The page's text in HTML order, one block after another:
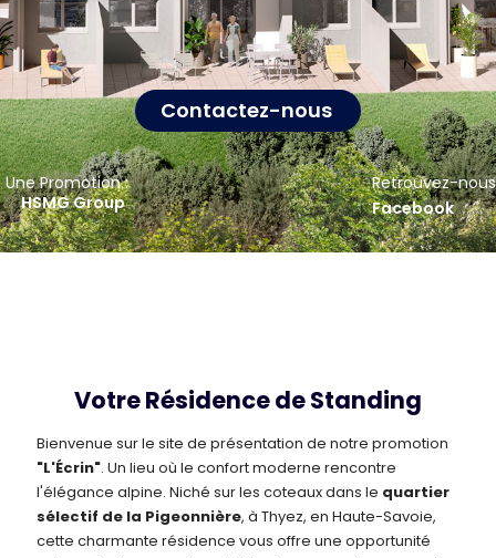
Contactez-nous
Retrouvez-
Une Promotion :
Facebook
HSMG Group
Votre Résidence de Standing
Bienvenue sur le site de présentation de notre promotion
"L'Écrin". Un lieu où le confort moderne rencontre
l'élégance alpine. Niché sur les coteaux dans le quartier
sélectif de la Pigeonnière, à Thyez, en Haute-Savoie,
cette charmante résidence vous offre une opportunité